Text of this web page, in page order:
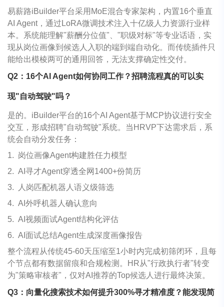
易薪路iBuilder平台采用MoE混合专家架构，内置16个垂直
AI Agent，通过LoRA微调技术注入十亿级人力资源行业样
本。系统能理解"薪酬分位值"、"职级对标"等专业话语，实
现从岗位画像到候选人入职的端到端自动化。而传统插件只
能给出模棱两可的通用回答，无法支撑确定性交付。
Q2 ： 16个AI Agent如何协同工作？招聘流程真的可以实
现"自动驾驶"吗？
是的。iBuilder平台的16个AI Agent基于MCP协议进行安全
交互，形成招聘"自动驾驶"系统。当HRVP下达需求后，系
统会自动分发任务：
1. 岗位画像Agent构建胜任力模型
2. AI寻才Agent穿透全网1400+份简历
3.
人岗匹配机器人语义级筛选
4. AI外呼机器人确认意向
5. AI视频面试Agent结构化评估
6. AI面试总结Agent生成深度画像报告
整个流程从传统45-60天压缩至1小时内完成初筛闭环，且每
个节点都有数据留痕和合规检测。HR从"行政执行者"转变
为"策略审核者"，仅对AI推荐的Top候选人进行最终决策。
Q3 ：向量化搜索技术如何提升300%寻才精准度？能发现简